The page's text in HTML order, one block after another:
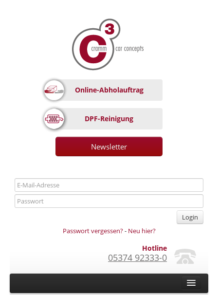
Online-Abholauftrag
DPF-Reinigung
Newsletter
Login
Passwort vergessen?- Neu hier?
Hotline
05374 92333-0